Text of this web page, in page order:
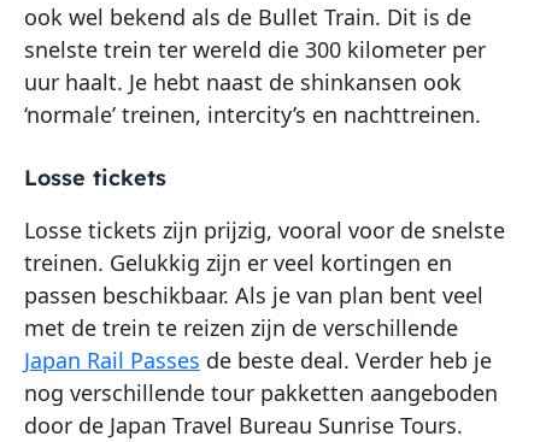
ook wel bekend als de Bullet Train. Dit is de
snelste trein ter wereld die 300 kilometer per
uur haalt. Je hebt naast de shinkansen ook
‘normale’ treinen, intercity’s en nachttreinen.
Losse tickets
Losse tickets zijn prijzig, vooral voor de snelste
treinen. Gelukkig zijn er veel kortingen en
passen beschikbaar. Als je van plan bent veel
met de trein te reizen zijn de verschillende
Japan Rail Passes de beste deal. Verder heb je
nog verschillende tour pakketten aangeboden
door de Japan Travel Bureau Sunrise Tours.